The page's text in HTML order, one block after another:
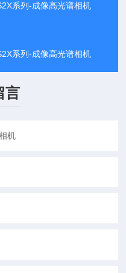
系列-成像高光谱相机
系列-成像高光谱相机
言